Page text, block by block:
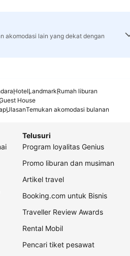
akomodasi lain yang dekat dengan
HotelLandmarkRumah liburan
House
UlasanTemukan akomodasi bulanan
Telusuri
Program loyalitas Genius
Promo liburan dan musiman
Artikel travel
Booking.com untuk Bisnis
Traveller Review Awards
Rental Mobil
Pencari tiket pesawat